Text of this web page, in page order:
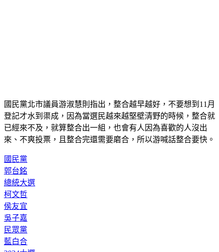
國民黨北市議員游淑慧則指出，整合越早越好，不要想到11月
登記才水到渠成，因為當選民越來越堅壁清野的時候，整合就
已經來不及，就算整合出一組，也會有人因為喜歡的人沒出
來、不爽投票，且整合完還需要磨合，所以游喊話整合要快。
國民黨
郭台銘
總統大選
柯文哲
侯友宜
吳子嘉
民眾黨
藍白合